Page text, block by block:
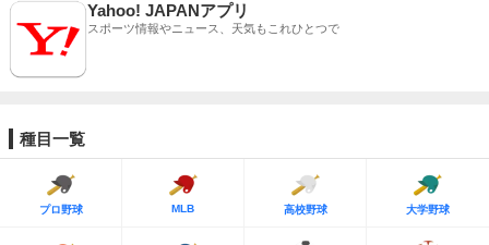
Yahoo! JAPANアプリ
スポーツ情報やニュース、天気もこれひとつで
種目一覧
プロ野球 MLB 高校野球 大学野球